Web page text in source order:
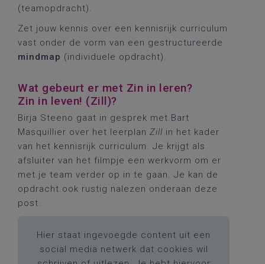
(teamopdracht).
Zet jouw kennis over een kennisrijk curriculum
vast onder de vorm van een gestructureerde
mindmap (individuele opdracht).
Wat gebeurt er met Zin in leren?
Zin in leven! (Zill)?
Birja Steeno gaat in gesprek met Bart
Masquillier over het leerplan Zill in het kader
van het kennisrijk curriculum. Je krijgt als
afsluiter van het filmpje een werkvorm om er
met je team verder op in te gaan. Je kan de
opdracht ook rustig nalezen onderaan deze
post.
Hier staat ingevoegde content uit een
social media netwerk dat cookies wil